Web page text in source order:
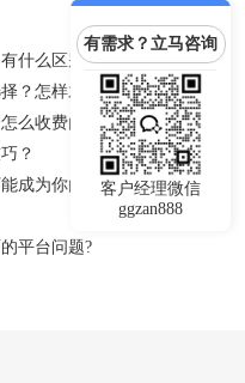
什么区别？
微信小程序的定位应该如何选择？怎样才能做到吸粉？
么收费的呢？
？
几乎每一个微信用户，都有可能成为你的微信小程序用户
平台问题?
有需求？立马咨询
客户经理微信
ggzan888